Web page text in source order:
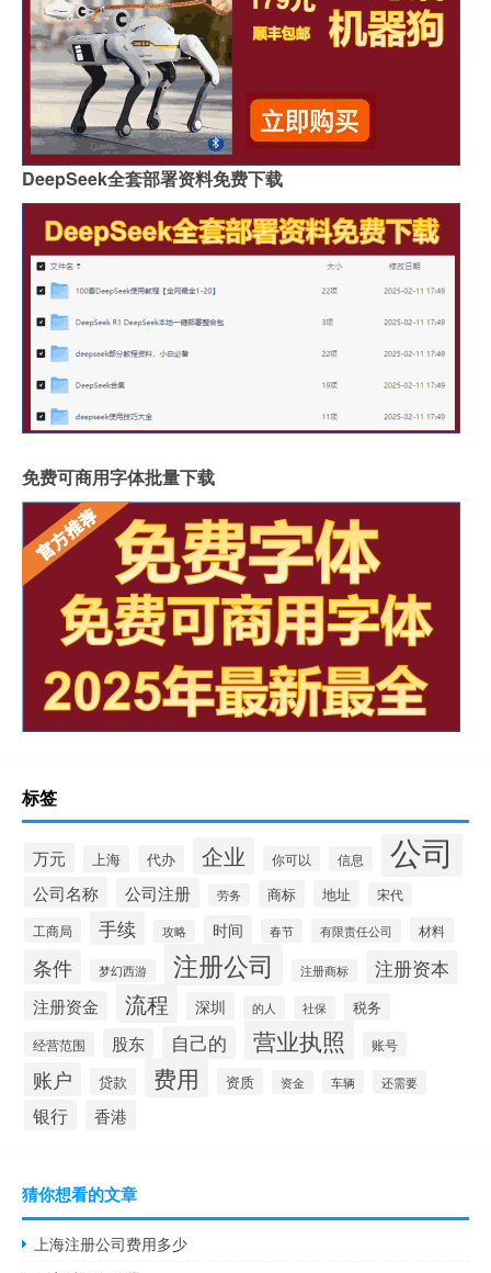
DeepSeek全套部署资料免费下载
免费可商用字体批量下载
标签
万元 上海 代办 企业 你可以 信息 公司
公司名称 公司注册 劳务 商标 地址 宋代
工商局 手续 攻略 时间 春节 有限责任公司 材料
条件 梦幻西游 注册公司 注册商标 注册资本
注册资金 流程 深圳 的人 社保 税务
经营范围 股东 自己的 营业执照 账号
账户 贷款 费用 资质 资金 车辆 还需要
银行 香港
猜你想看的文章
上海注册公司费用多少